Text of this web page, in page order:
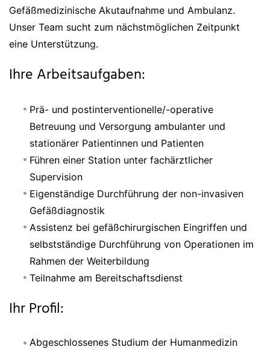
Gefäßmedizinische Akutaufnahme und Ambulanz.
Unser Team sucht zum nächstmöglichen Zeitpunkt
eine Unterstützung.
Ihre Arbeitsaufgaben:
Prä- und postinterventionelle/-operative
Betreuung und Versorgung ambulanter und
stationärer Patientinnen und Patienten
Führen einer Station unter fachärztlicher
Supervision
Eigenständige Durchführung der non-invasiven
Gefäßdiagnostik
Assistenz bei gefäßchirurgischen Eingriffen und
selbstständige Durchführung von Operationen im
Rahmen der Weiterbildung
Teilnahme am Bereitschaftsdienst
Ihr Profil:
Abgeschlossenes Studium der Humanmedizin